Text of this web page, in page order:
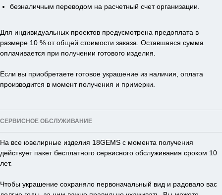
безналичным переводом на расчетный счет организации.
Для индивидуальных проектов предусмотрена предоплата в
размере 10 % от общей стоимости заказа. Оставшаяся сумма
оплачивается при получении готового изделия.
Если вы приобретаете готовое украшение из наличия, оплата
производится в момент получения и примерки.
СЕРВИСНОЕ ОБСЛУЖИВАНИЕ
На все ювелирные изделия 18GEMS с момента получения
действует пакет бесплатного сервисного обслуживания сроком 10
лет.
Чтобы украшение сохраняло первоначальный вид и радовало вас